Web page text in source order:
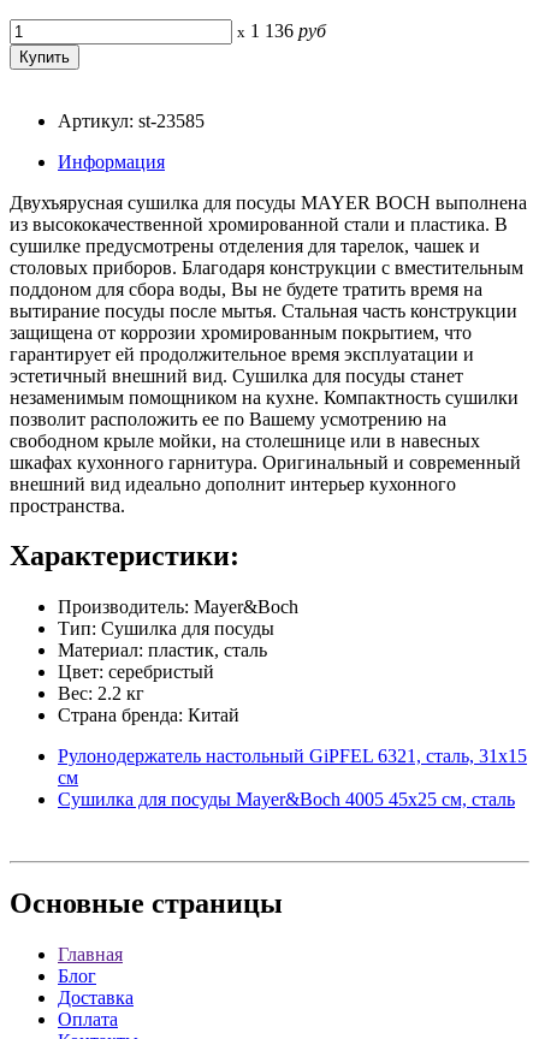
x 1 136 руб
Артикул: st-23585
Информация
Двухъярусная сушилка для посуды MAYER BOCH выполнена
из высококачественной хромированной стали и пластика. В
сушилке предусмотрены отделения для тарелок, чашек и
столовых приборов. Благодаря конструкции с вместительным
поддоном для сбора воды, Вы не будете тратить время на
вытирание посуды после мытья. Стальная часть конструкции
защищена от коррозии хромированным покрытием, что
гарантирует ей продолжительное время эксплуатации и
эстетичный внешний вид. Сушилка для посуды станет
незаменимым помощником на кухне. Компактность сушилки
позволит расположить ее по Вашему усмотрению на
свободном крыле мойки, на столешнице или в навесных
шкафах кухонного гарнитура. Оригинальный и современный
внешний вид идеально дополнит интерьер кухонного
пространства.
Характеристики:
Производитель: Mayer&Boch
Тип: Сушилка для посуды
Материал: пластик, сталь
Цвет: серебристый
Вес: 2.2 кг
Страна бренда: Китай
Рулонодержатель настольный GiPFEL 6321, сталь, 31х15
см
Сушилка для посуды Mayer&Boch 4005 45х25 см, сталь
Основные страницы
Главная
Блог
Доставка
Оплата